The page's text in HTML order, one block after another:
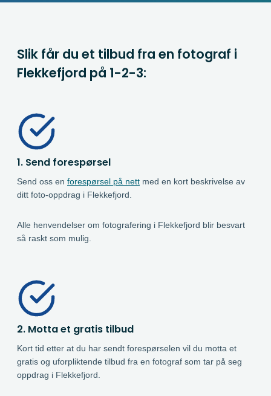
Slik får du et tilbud fra en fotograf i
Flekkefjord på 1-2-3:
1. Send forespørsel
Send oss en forespørsel på nett med en kort beskrivelse av
ditt foto-oppdrag i Flekkefjord.
Alle henvendelser om fotografering i Flekkefjord blir besvart
så raskt som mulig.
2. Motta et gratis tilbud
Kort tid etter at du har sendt forespørselen vil du motta et
gratis og uforpliktende tilbud fra en fotograf som tar på seg
oppdrag i Flekkefjord.